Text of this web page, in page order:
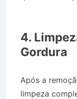
4.
Gordura
Após a
limpeza